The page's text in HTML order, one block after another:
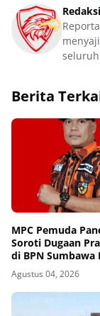
Redaksi
Berita
MPC Pemuda
Soroti Dugaan
di BPN Sumbawa
Desak Evaluasi
Turun Tangan
Penegak Hukum
Agustus 04, 2026